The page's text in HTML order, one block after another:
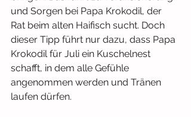
und Sorgen bei Papa Krokodil, der
Rat beim alten Haifisch sucht. Doch
dieser Tipp führt nur dazu, dass Papa
Krokodil für Juli ein Kuschelnest
schafft, in dem alle Gefühle
angenommen werden und Tränen
laufen dürfen.